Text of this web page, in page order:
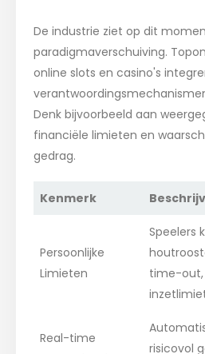
De industrie ziet op dit
paradigmaverschuiving.
online slots en casino's
Denk bijvoorbeeld aan
financiële limieten en
gedrag.
Kenmerk
Persoonlijke
Limieten
Speelers
time-out,
Real-time
risicovol